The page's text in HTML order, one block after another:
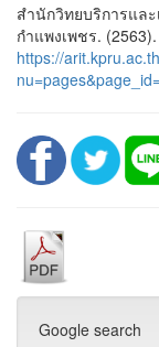
สำนักวิทยบริการแล
กำแพงเพชร.
https://
Google search